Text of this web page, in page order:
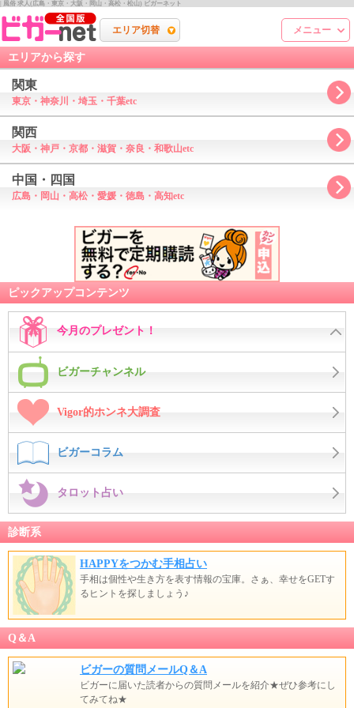
| 風俗 求人(広島・東京・大阪・岡山・高松・松山) ビガーネット
エリア切替 メニュー
エリアから探す
関東
東京・神奈川・埼玉・千葉etc
関西
大阪・神戸・京都・滋賀・奈良・和歌山etc
中国・四国
広島・岡山・高松・愛媛・徳島・高知etc
ピックアップコンテンツ
今月のプレゼント！
ビガーチャンネル
Vigor的ホンネ大調査
ビガーコラム
タロット占い
診断系
HAPPYをつかむ手相占い
手相は個性や生き方を表す情報の宝庫。さぁ、幸せをGETす
るヒントを探しましょう♪
Q＆A
ビガーの質問メールQ＆A
ビガーに届いた読者からの質問メールを紹介★ぜひ参考にし
てみてね★